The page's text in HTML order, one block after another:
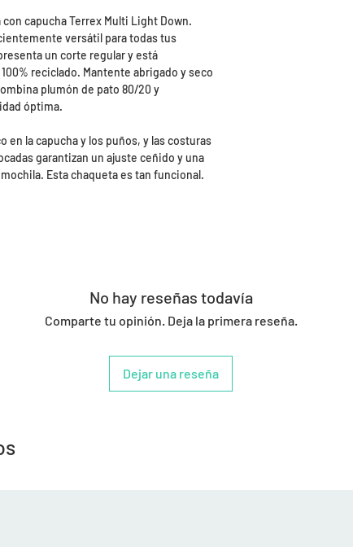
capucha Terrex Multi Light Down.
versátil para todas tus
un corte regular y está
reciclado. Mantente abrigado y seco
plumón de pato 80/20 y
óptima.
en la capucha y los puños, y las costuras
garantizan un ajuste ceñido y una
Esta chaqueta es tan funcional.
No hay reseñas todavía
Comparte tu opinión. Deja la primera reseña.
Dejar una reseña